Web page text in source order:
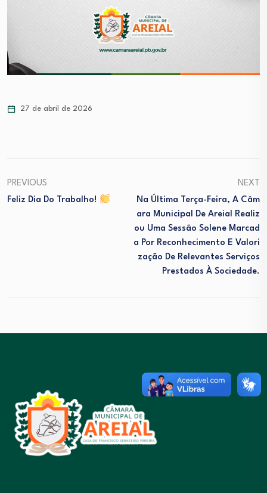
27 de abril de 2026
PREVIOUS
Feliz Dia Do Trabalho!
NEXT
Na Última Terça-Feira, A Câm
Ara Municipal De Areial Realiz
Ou Uma Sessão Solene Marcad
A Por Reconhecimento E Valori
Zação De Relevantes Serviços
Prestados À Sociedade.